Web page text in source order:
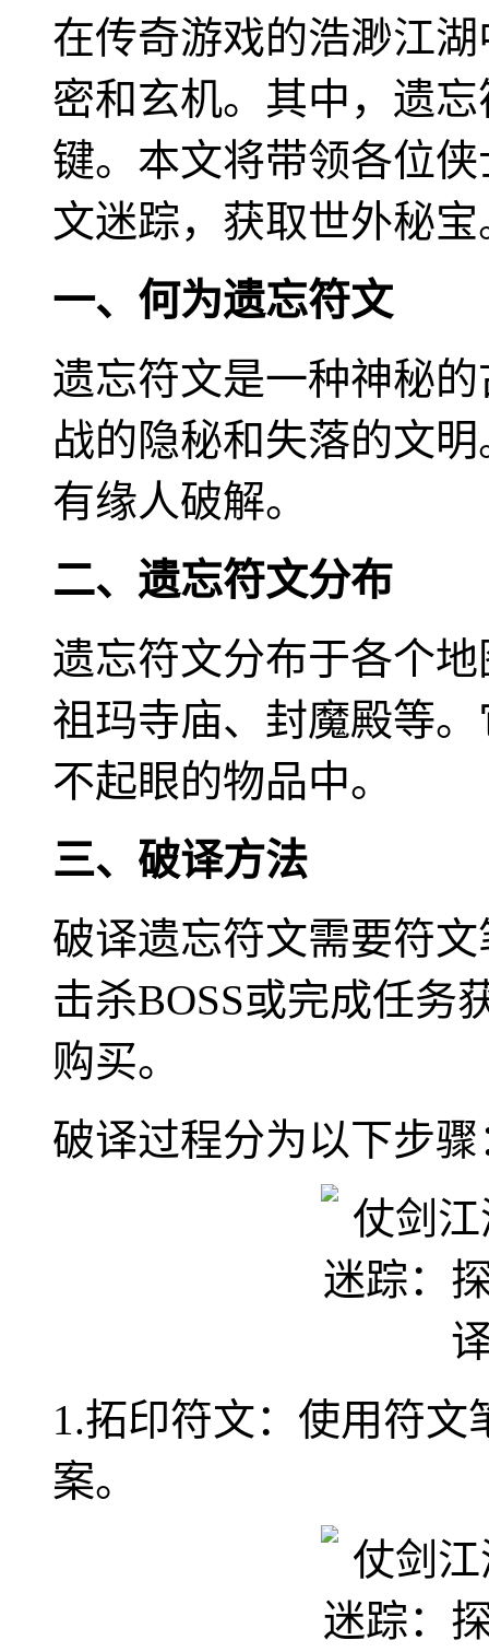
在传奇游戏的浩渺江
密和玄机。其中，遗
键。本文将带领各位
文迷踪，获取世外秘宝
一、何为遗忘符文
遗忘符文是一种神秘
战的隐秘和失落的文
有缘人破解。
二、遗忘符文分布
遗忘符文分布于各个
祖玛寺庙、封魔殿等
不起眼的物品中。
三、破译方法
破译遗忘符文需要符
击杀BOSS或完成任务
购买。
破译过程分为以下步骤
1.拓印符文：使用符
案。